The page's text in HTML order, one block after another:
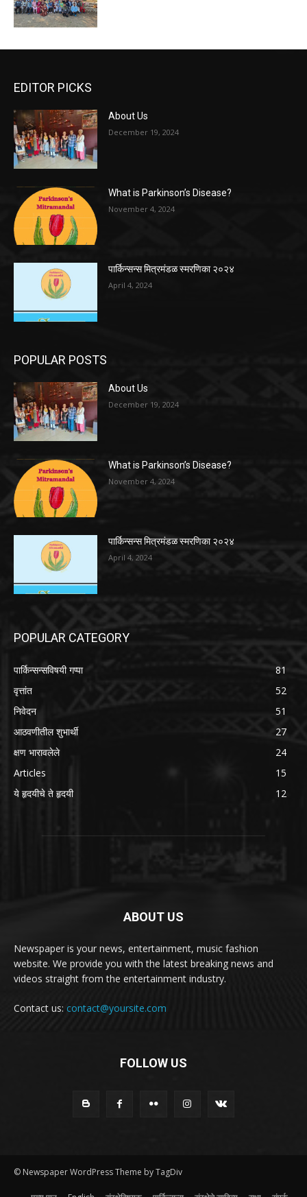
EDITOR PICKS
About Us
December 19, 2024
What is Parkinson’s Disease?
November 4, 2024
पार्किन्सन्स मित्रमंडळ स्मरणिका २०२४
April 4, 2024
POPULAR POSTS
About Us
December 19, 2024
What is Parkinson’s Disease?
November 4, 2024
पार्किन्सन्स मित्रमंडळ स्मरणिका २०२४
April 4, 2024
POPULAR CATEGORY
पार्किन्सन्सविषयी गप्पा
81
वृत्तांत
52
निवेदन
51
आठवणीतील शुभार्थी
27
क्षण भारावलेले
24
Articles
15
ये हृदयीचे ते हृदयी
12
ABOUT US
Newspaper is your news, entertainment, music fashion
website. We provide you with the latest breaking news and
videos straight from the entertainment industry.
Contact us: contact@yoursite.com
FOLLOW US
© Newspaper WordPress Theme by TagDiv